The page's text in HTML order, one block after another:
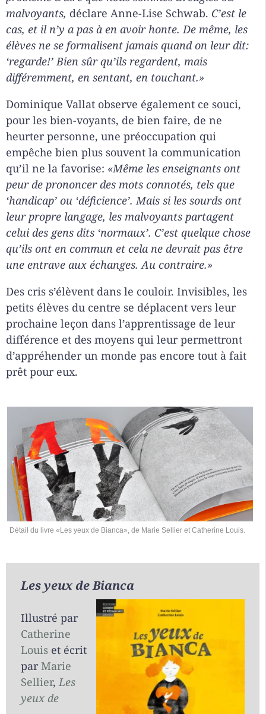
malvoyants, déclare Anne-Lise Schwab. C’est le
cas, et il n’y a pas à en avoir honte. De même, les
élèves ne se formalisent jamais quand on leur dit:
‘regarde!’ Bien sûr qu’ils regardent, mais
différemment, en sentant, en touchant.»
Dominique Vallat observe également ce souci,
pour les bien-voyants, de bien faire, de ne
heurter personne, une préoccupation qui
empêche bien plus souvent la communication
qu’il ne la favorise: «Même les enseignants ont
peur de prononcer des mots connotés, tels que
‘handicap’ ou ‘déficience’. Mais si les sourds ont
leur propre langage, les malvoyants partagent
celui des gens dits ‘normaux’. C’est quelque chose
qu’ils ont en commun et cela ne devrait pas être
une entrave aux échanges. Au contraire.»
Des cris s’élèvent dans le couloir. Invisibles, les
petits élèves du centre se déplacent vers leur
prochaine leçon dans l’apprentissage de leur
différence et des moyens qui leur permettront
d’appréhender un monde pas encore tout à fait
prêt pour eux.
Détail du livre «Les yeux de Bianca», de Marie Sellier et Catherine Louis.
Les yeux de Bianca
Illustré par
Catherine
Louis et écrit
parMarie
Sellier, Les
yeux de